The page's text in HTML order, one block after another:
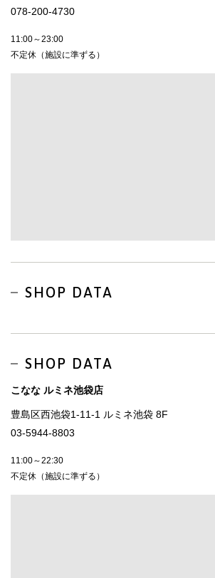
078-200-4730
11:00～23:00
不定休（施設に準ずる）
SHOP DATA
SHOP DATA
こなな ルミネ池袋店
豊島区西池袋1-11-1 ルミネ池袋 8F
03-5944-8803
11:00～22:30
不定休（施設に準ずる）